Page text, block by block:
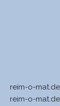
reim-o-
reim-o-mat.de